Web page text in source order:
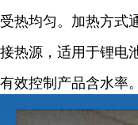
受热均匀。加热方式
接热源，适用于锂电
有效控制产品含水率。